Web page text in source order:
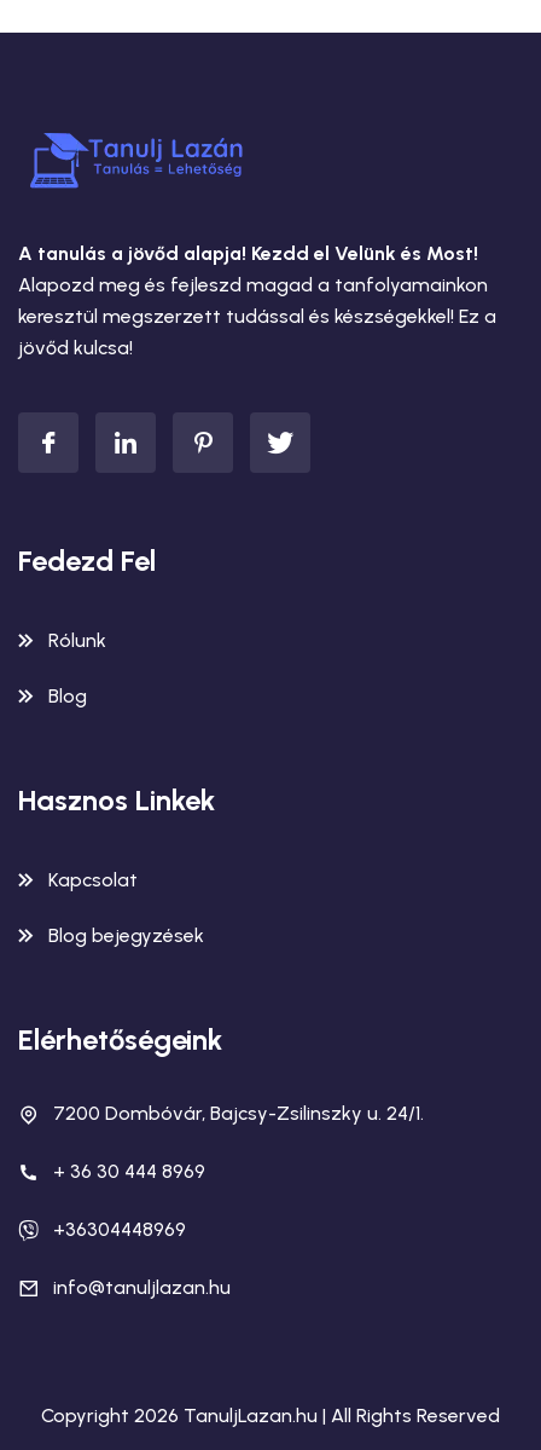
A tanulás a jövőd alapja! Kezdd el Velünk és Most!
Alapozd meg és fejleszd magad a tanfolyamainkon
keresztül megszerzett tudással és készségekkel! Ez a
jövőd kulcsa!
Fedezd Fel
Rólunk
Blog
Hasznos Linkek
Kapcsolat
Blog bejegyzések
Elérhetőségeink
7200 Dombóvár, Bajcsy-Zsilinszky u. 24/1.
+ 36 30 444 8969
+36304448969
info@tanuljlazan.hu
Copyright 2026 TanuljLazan.hu | All Rights Reserved